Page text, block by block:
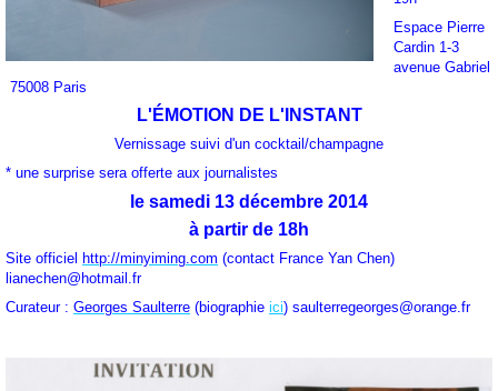
Espace Pierre
Cardin 1-3
avenue Gabriel
75008 Paris
L'ÉMOTION DE L'INSTANT
Vernissage suivi d'un cocktail/champagne
* une surprise sera offerte aux journalistes
le samedi 13 décembre 2014
à partir de 18h
Site officiel http://minyiming.com (contact France Yan Chen)
lianechen@hotmail.fr
Curateur : Georges Saulterre (biographie ici) saulterregeorges@orange.fr